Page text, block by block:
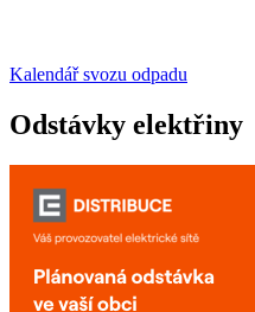
Kalendář svozu odpadu
Odstávky elektřiny